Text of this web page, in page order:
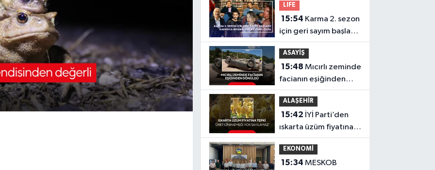
sonu oldu
LIFE
15:54
için geri sayım başladı!
Kadroya bomba
isimler dahil oldu
ASAYİŞ
15:48 Mıcırlı zeminde
facianın eşiğinden
dönüldü
ALAŞEHİR
15:42
ıskarta üzüm fiyatına
tepki 'Üreticinin
emeği yok sayılamaz'
EKONOMİ
15:34 MESKOB